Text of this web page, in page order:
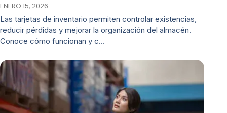
ENERO 15, 2026
Las tarjetas de inventario permiten controlar existencias,
reducir pérdidas y mejorar la organización del almacén.
Conoce cómo funcionan y c…